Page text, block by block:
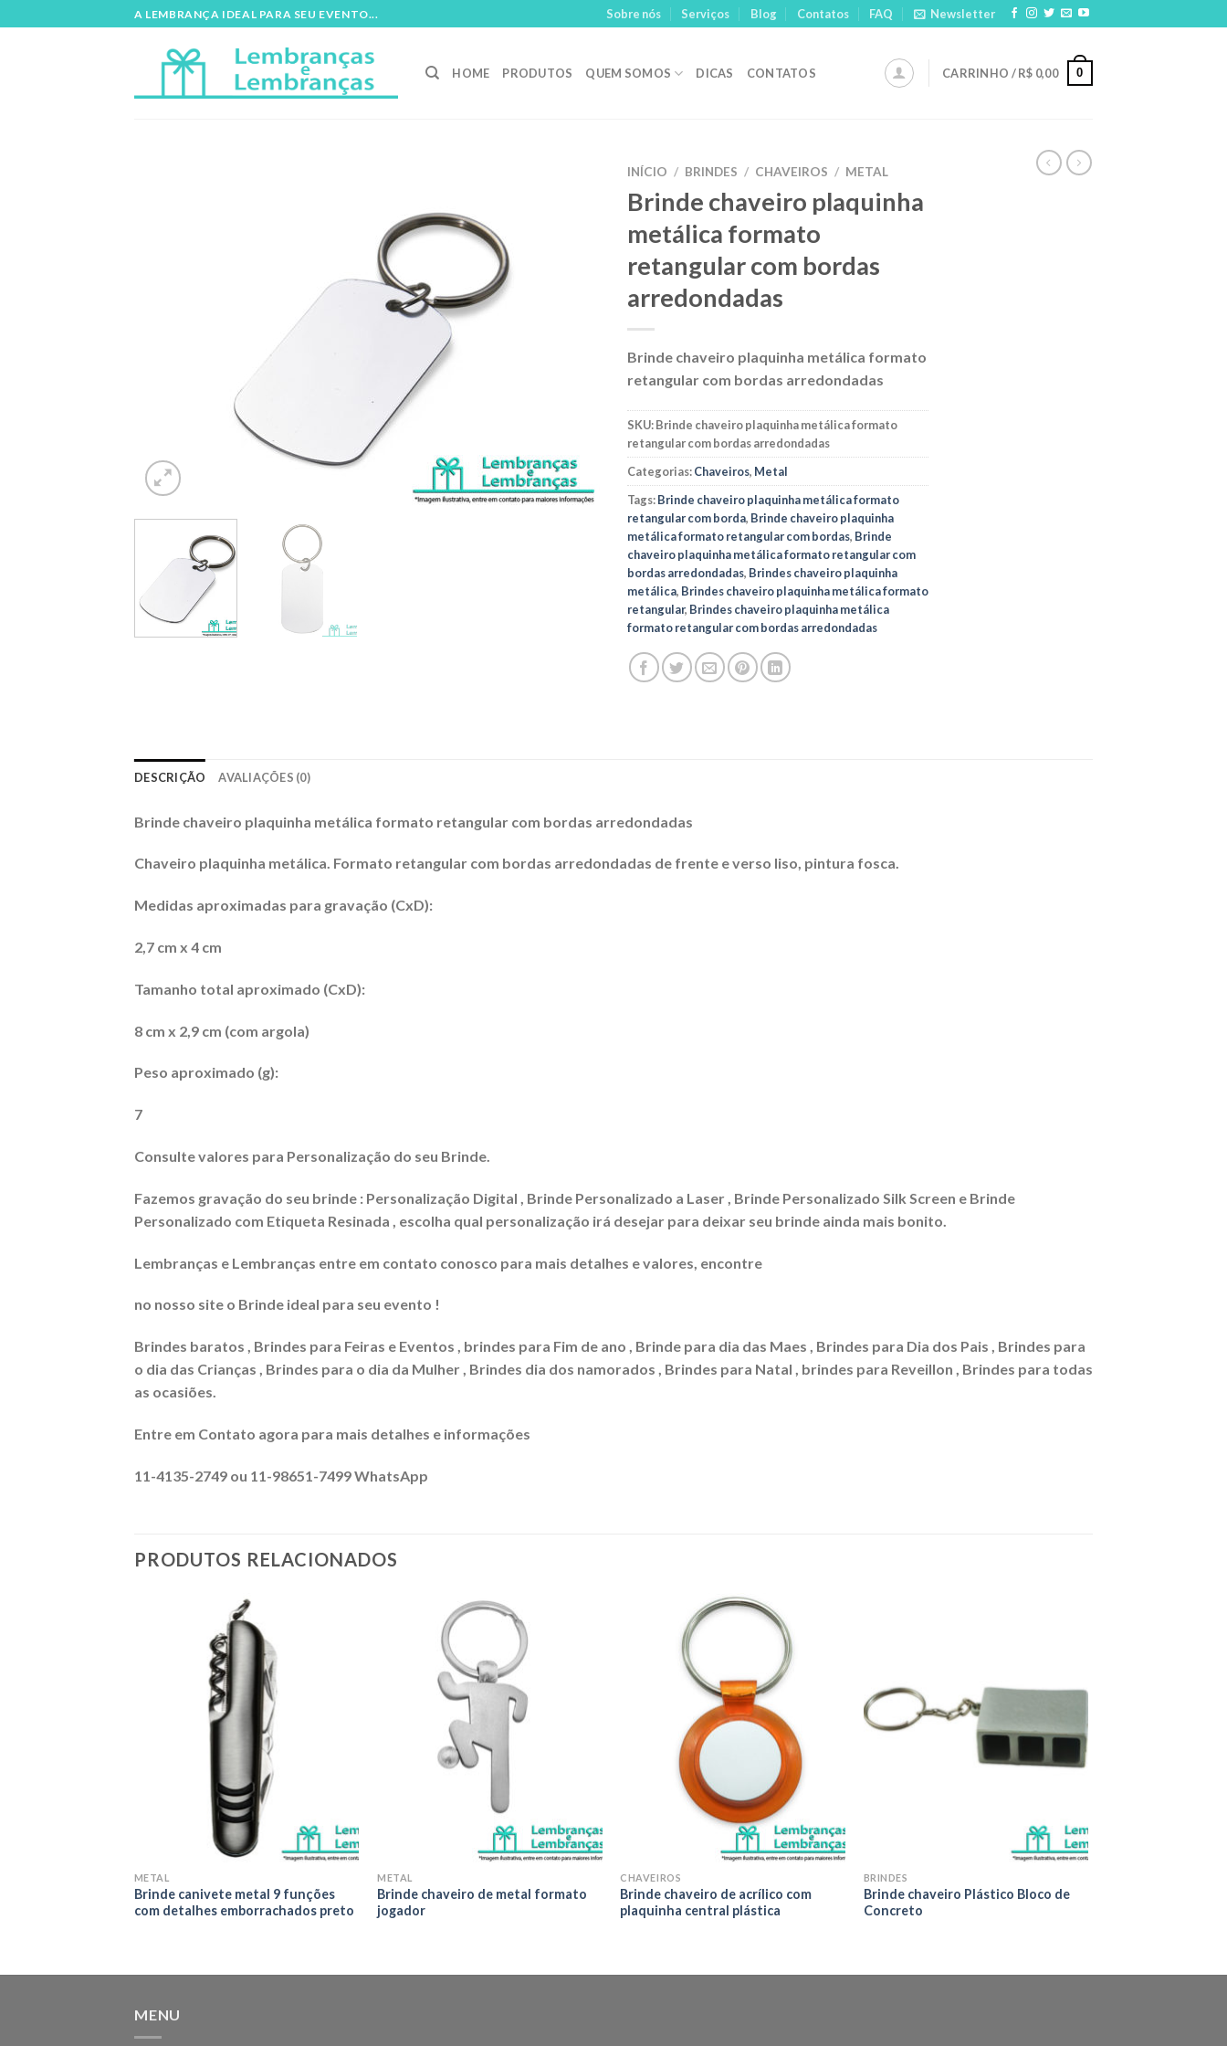
to
A LEMBRANÇA IDEAL PARA SEU EVENTO... Sobre nós Serviços Blog Contatos FAQ Newsletter
HOME PRODUTOS QUEM SOMOS DICAS CONTATOS CARRINHO /R$ 0,00 0
INÍCIO / BRINDES / CHAVEIROS / METAL
Brinde chaveiro plaquinha
metálica formato
retangular com bordas
arredondadas
Brinde chaveiro plaquinha metálica formato
retangular com bordas arredondadas
SKU:Brinde chaveiro plaquinha metálica formato
retangular com bordas arredondadas
Categorias:Chaveiros, Metal
Tags:Brinde chaveiro plaquinha metálica formato
retangular com borda, Brinde chaveiro plaquinha
metálica formato retangular com bordas, Brinde
chaveiro plaquinha metálica formato retangular com
bordas arredondadas, Brindes chaveiro plaquinha
metálica, Brindes chaveiro plaquinha metálica formato
retangular, Brindes chaveiro plaquinha metálica
formato retangular com bordas arredondadas
DESCRIÇÃO AVALIAÇÕES (0)
Brinde chaveiro plaquinha metálica formato retangular com bordas arredondadas
Chaveiro plaquinha metálica. Formato retangular com bordas arredondadas de frente e verso liso, pintura fosca.
Medidas aproximadas para gravação (CxD):
2,7 cm x 4 cm
Tamanho total aproximado (CxD):
8 cm x 2,9 cm (com argola)
Peso aproximado (g):
7
Consulte valores para Personalização do seu Brinde.
Fazemos gravação do seu brinde : Personalização Digital , Brinde Personalizado a Laser , Brinde Personalizado Silk Screen e Brinde
Personalizado com Etiqueta Resinada , escolha qual personalização irá desejar para deixar seu brinde ainda mais bonito.
Lembranças e Lembranças entre em contato conosco para mais detalhes e valores, encontre
no nosso site o Brinde ideal para seu evento !
Brindes baratos , Brindes para Feiras e Eventos , brindes para Fim de ano , Brinde para dia das Maes , Brindes para Dia dos Pais , Brindes para
o dia das Crianças , Brindes para o dia da Mulher , Brindes dia dos namorados , Brindes para Natal , brindes para Reveillon , Brindes para todas
as ocasiões.
Entre em Contato agora para mais detalhes e informações
11-4135-2749 ou 11-98651-7499 WhatsApp
PRODUTOS RELACIONADOS
METAL
Brinde canivete metal 9 funções
com detalhes emborrachados preto
METAL
Brinde chaveiro de metal formato
jogador
Adicionar
aos meus
desejos
CHAVEIROS
Brinde chaveiro de acrílico com
plaquinha central plástica
BRINDES
Brinde chaveiro Plástico Bloco de
Concreto
MENU